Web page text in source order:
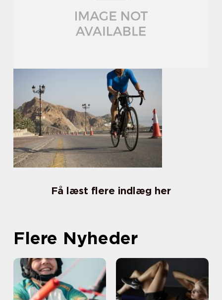
Få læst flere indlæg her
Flere Nyheder